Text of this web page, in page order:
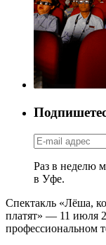
Раз в неделю
в Уфе.
Спектакль «Лёша,
платят» — 11 июля
профессиональном